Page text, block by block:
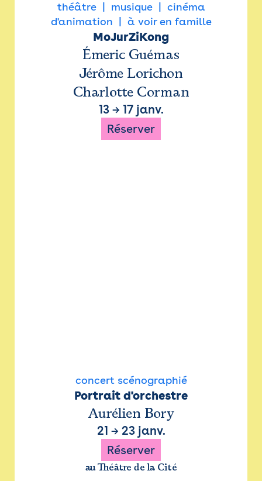
théâtre musique
cinéma
d'animation
à voir en famille
MoJurZiKong
Émeric Guémas
Jérôme Lorichon
Charlotte Corman
13→ 17 janv.
Réserver
concert scénographié
Portrait d'orchestre
Aurélien Bory
21 → 23 janv.
Réserver
au Théâtre de la Cité